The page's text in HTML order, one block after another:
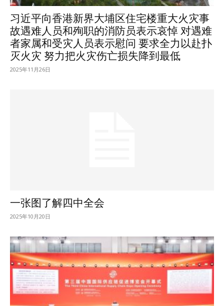
习近平向香港新界大埔区住宅楼重大火灾事
故遇难人员和殉职的消防员表示哀悼 对遇难
者家属和受灾人员表示慰问 要求全力以赴扑
灭火灾 努力把火灾伤亡损失降到最低
2025年11月26日
一张图了解四中全会
2025年10月20日